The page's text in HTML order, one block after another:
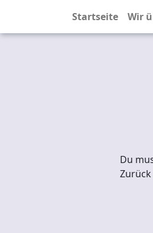
Startseite Wir
Du